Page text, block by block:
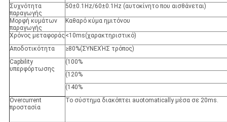
Συχνότητα
παραγωγής
50±0.1Hz/60±0.1Hz (αυτοκίνητο που αισθάνεται)
Μορφή κυμάτων
παραγωγής
Καθαρό κύμα ημιτόνου
Χρόνος μεταφοράς <10ms(χαρακτηριστικό)
Αποδοτικότητα
≥80%(ΣΥΝΕΧΉΣ τρόπος)
Capbility
υπερφόρτωσης
(100%
(120%
(140%
Overcurrent
προστασία
Το σύστημα διακόπτει auotomatically μέσα σε 20ms.